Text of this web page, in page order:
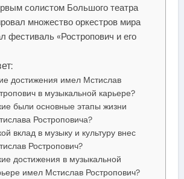
солистом Большого театра
множество оркестров мира
фестиваль «Ростропович и его
достижения имел Мстислав
в музыкальной карьере?
были основные этапы жизни
Ростроповича?
вклад в музыку и культуру внес
Ростропович?
достижения в музыкальной
имел Мстислав Ростропович?